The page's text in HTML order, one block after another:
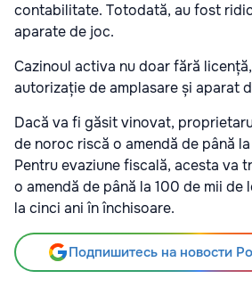
contabilitate. Totodată, au fost
aparate de joc.
Cazinoul activa nu doar fără
autorizație de amplasare și aparat
Dacă va fi găsit vinovat,
de noroc riscă o amendă de până
Pentru evaziune fiscală, acesta va
o amendă de până la 100 de mii de
la cinci ani în închisoare.
Подпишитесь на новости